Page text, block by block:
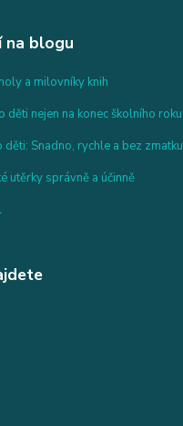
na blogu
a milovníky knih
děti nejen na konec školního roku
Snadno, rychle a bez zmatku
utěrky správně a účinně